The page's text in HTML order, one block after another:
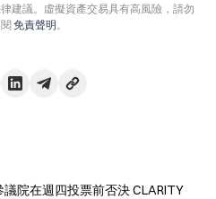
建議。虛擬資產交易具有高風險，請勿
免責聲明。
院在週四投票前否決 CLARITY